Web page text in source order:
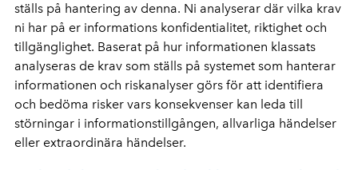
ställs på hantering av denna. Ni analyserar där vilka krav
ni har på er informations konfidentialitet, riktighet och
tillgänglighet. Baserat på hur informationen klassats
analyseras de krav som ställs på systemet som hanterar
informationen och riskanalyser görs för att identifiera
och bedöma risker vars konsekvenser kan leda till
störningar i informationstillgången, allvarliga händelser
eller extraordinära händelser.